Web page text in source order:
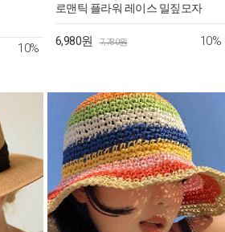
10%
로맨틱 플라워 레이스 밀짚모자
6,980원 7,780원 10%